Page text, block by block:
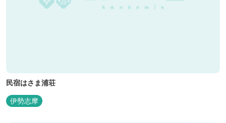
民宿はさま浦荘
伊勢志摩